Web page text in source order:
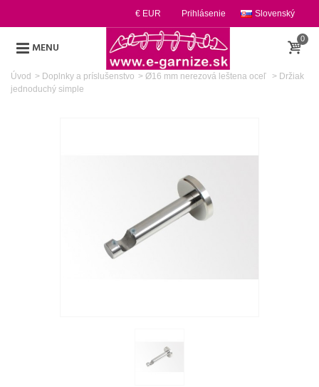
Slovenský
Prihlásenie
€ EUR
MENU
0
Úvod > Doplnky a príslušenstvo > Ø16 mm nerezová leštena oceľ > Držiak
jednoduchý simple